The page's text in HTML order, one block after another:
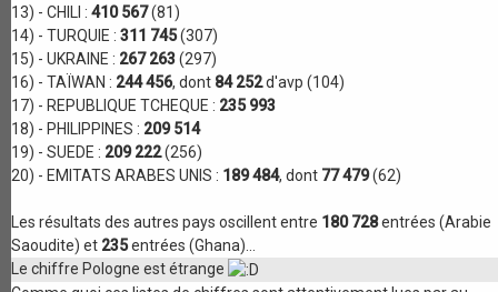
13) - CHILI : 410 567(81)
14) - TURQUIE : 311 745(307)
15) - UKRAINE : 267 263(297)
16) - TAÏWAN : 244 456, dont 84 252d'avp (104)
17) - REPUBLIQUE TCHEQUE : 235 993
18) - PHILIPPINES : 209 514
19) - SUEDE : 209 222(256)
20) - EMITATS ARABES UNIS : 189 484, dont 77 479(62)
Les résultats des autres pays oscillent entre 180 728entrées (Arabie
Saoudite) et 235entrées (Ghana)...
Le chiffre Pologne est étrange